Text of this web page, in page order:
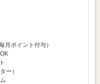
月ポイント付与）
ー）